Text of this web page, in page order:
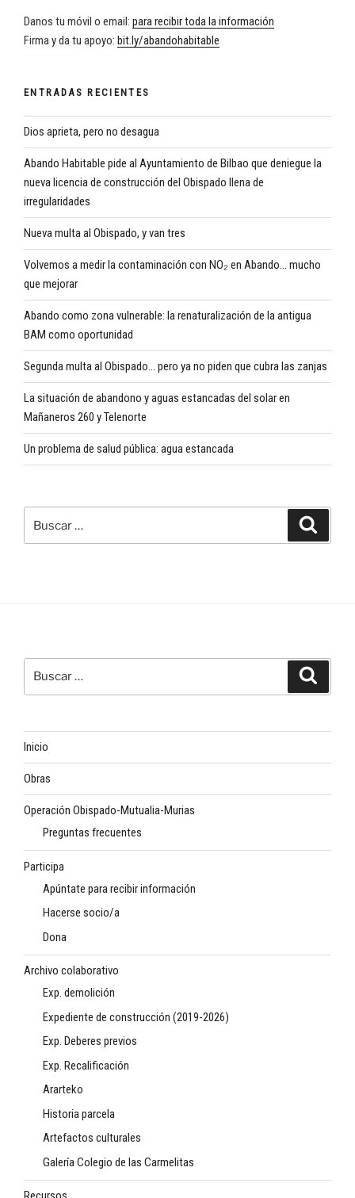
Danos tu móvil o email: para recibir toda la información
Firma y da tu apoyo: bit.ly/abandohabitable
ENTRADAS RECIENTES
Dios aprieta, pero no desagua
Abando Habitable pide al Ayuntamiento de Bilbao que deniegue la
nueva licencia de construcción del Obispado llena de
irregularidades
Nueva multa al Obispado, y van tres
Volvemos a medir la contaminación con NO₂ en Abando… mucho
que mejorar
Abando como zona vulnerable: la renaturalización de la antigua
BAM como oportunidad
Segunda multa al Obispado… pero ya no piden que cubra las zanjas
La situación de abandono y aguas estancadas del solar en
Mañaneros 260 y Telenorte
Un problema de salud pública: agua estancada
por:
Inicio
Obras
Operación Obispado-Mutualia-Murias
Preguntas frecuentes
Participa
Apúntate para recibir información
Hacerse socio/a
Dona
Archivo colaborativo
Exp. demolición
Expediente de construcción (2019-2026)
Exp. Deberes previos
Exp. Recalificación
Ararteko
Historia parcela
Artefactos culturales
Galería Colegio de las Carmelitas